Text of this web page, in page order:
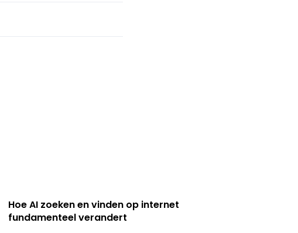
Hoe AI zoeken en vinden op internet
fundamenteel verandert